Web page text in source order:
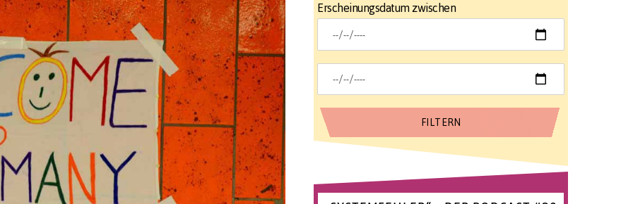
Erscheinungsdatum zwischen